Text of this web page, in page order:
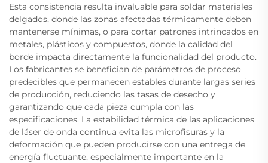
Esta consistencia resulta invaluable para soldar materiales
delgados, donde las zonas afectadas térmicamente deben
mantenerse mínimas, o para cortar patrones intrincados en
metales, plásticos y compuestos, donde la calidad del
borde impacta directamente la funcionalidad del producto.
Los fabricantes se benefician de parámetros de proceso
predecibles que permanecen estables durante largas series
de producción, reduciendo las tasas de desecho y
garantizando que cada pieza cumpla con las
especificaciones. La estabilidad térmica de las aplicaciones
de láser de onda continua evita las microfisuras y la
deformación que pueden producirse con una entrega de
energía fluctuante, especialmente importante en la